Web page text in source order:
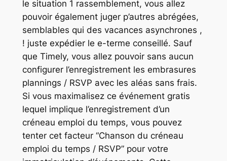
le situation 1 rassemblement, vous allez
pouvoir également juger p’autres abrégées,
semblables qui des vacances asynchrones ,
! juste expédier le e-terme conseillé. Sauf
que Timely, vous allez pouvoir sans aucun
configurer l’enregistrement les embrasures
plannings / RSVP avec les aléas sans frais.
Si vous maximalisez ce événement gratis
lequel implique l’enregistrement d’un
créneau emploi du temps, vous pouvez
tenter cet facteur “Chanson du créneau
emploi du temps / RSVP” pour votre